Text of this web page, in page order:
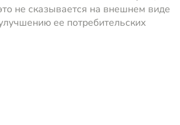
не сказывается на внешнем виде
ее потребительских